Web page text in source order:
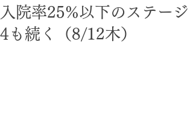
入院率25%以下のステージ
4も続く（8/12木）